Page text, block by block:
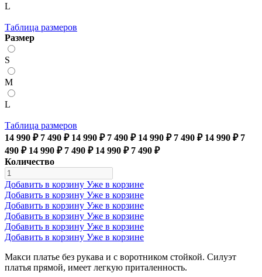
L
Таблица размеров
Размер
S
M
L
Таблица размеров
14 990 ₽ 7 490 ₽ 14 990 ₽ 7 490 ₽ 14 990 ₽ 7 490 ₽ 14 990 ₽ 7
490 ₽ 14 990 ₽ 7 490 ₽ 14 990 ₽ 7 490 ₽
Количество
Добавить в корзину Уже в корзине
Добавить в корзину Уже в корзине
Добавить в корзину Уже в корзине
Добавить в корзину Уже в корзине
Добавить в корзину Уже в корзине
Добавить в корзину Уже в корзине
Макси платье без рукава и с воротником стойкой. Силуэт
платья прямой, имеет легкую приталенность.